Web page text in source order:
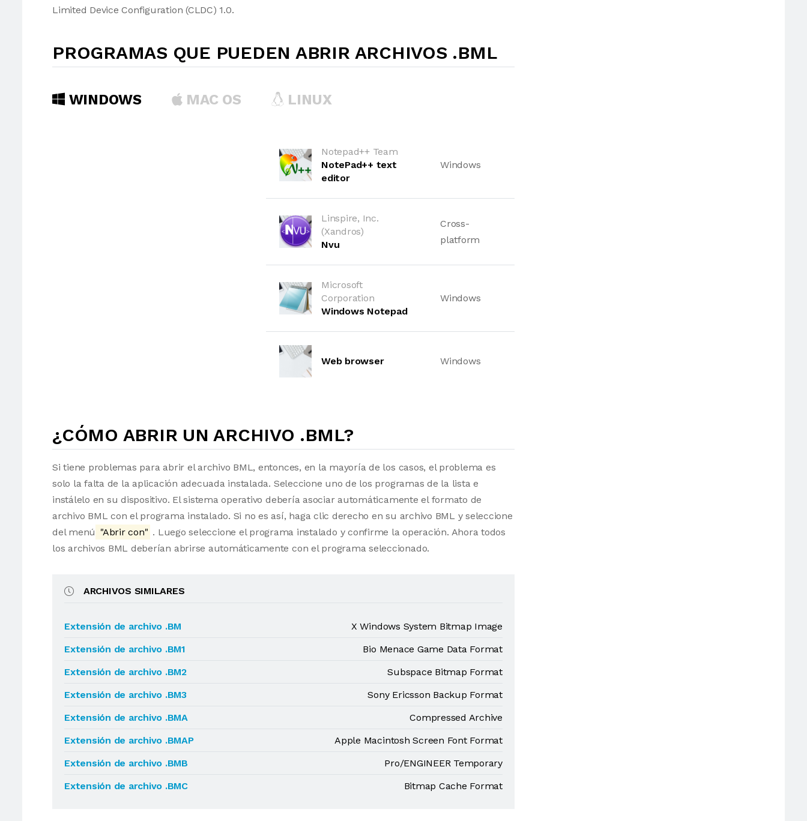
Limited Device Configuration (CLDC) 1.0.
PROGRAMAS QUE PUEDEN ABRIR ARCHIVOS .BML
WINDOWS MAC OS LINUX
Notepad++ Team
NotePad++ text
editor
Windows
Linspire, Inc.
(Xandros)
Nvu
Cross-
platform
Microsoft
Corporation
Windows Notepad
Windows
Web browser Windows
¿CÓMO ABRIR UN ARCHIVO .BML?
Si tiene problemas para abrir el archivo BML, entonces, en la mayoría de los casos, el problema es
solo la falta de la aplicación adecuada instalada. Seleccione uno de los programas de la lista e
instálelo en su dispositivo. El sistema operativo debería asociar automáticamente el formato de
archivo BML con el programa instalado. Si no es así, haga clic derecho en su archivo BML y seleccione
del menú "Abrir con" . Luego seleccione el programa instalado y confirme la operación. Ahora todos
los archivos BML deberían abrirse automáticamente con el programa seleccionado.
ARCHIVOS SIMILARES
Extensión de archivo .BM
X Windows System Bitmap Image
Extensión de archivo .BM1
Bio Menace Game Data Format
Extensión de archivo .BM2
Subspace Bitmap Format
Extensión de archivo .BM3
Sony Ericsson Backup Format
Extensión de archivo .BMA
Compressed Archive
Extensión de archivo .BMAP
Apple Macintosh Screen Font Format
Extensión de archivo .BMB
Pro/ENGINEER Temporary
Extensión de archivo .BMC
Bitmap Cache Format